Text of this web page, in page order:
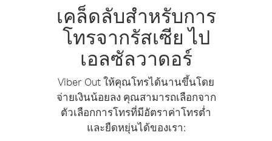
เคล็ดลับสำหรับการ
โทรจากรัสเซีย ไป
เอลซัลวาดอร์
Viber Out ให้คุณโทรได้นานขึ้นโดย
จ่ายเงินน้อยลง คุณสามารถเลือกจาก
ตัวเลือกการโทรที่มีอัตราค่าโทรต่ำ
และยืดหยุ่นได้ของเรา: